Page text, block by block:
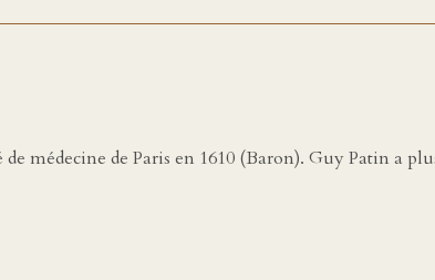
médecine de Paris en 1610 (Baron). Guy Patin a